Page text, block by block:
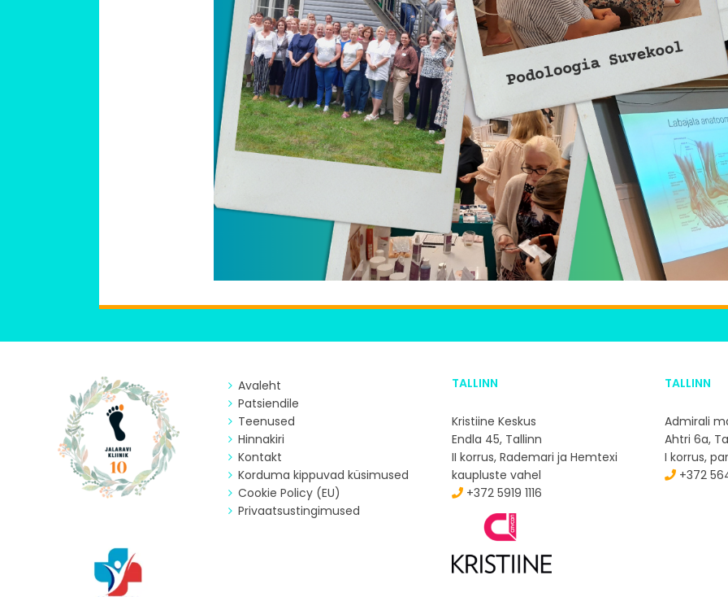
Avaleht
Patsiendile
Teenused
Hinnakiri
Kontakt
Korduma kippuvad küsimused
Cookie Policy (EU)
Privaatsustingimused
TALLINN
Kristiine Keskus
Endla 45, Tallinn
II korrus, Rademari ja Hemtexi
kaupluste vahel
+372 5919 1116
TALLINN
Admirali
Ahtri 6a,
I korrus,
+372